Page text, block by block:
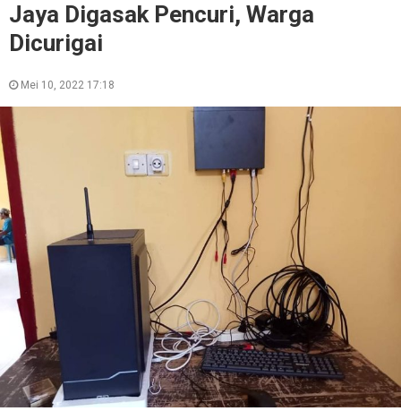
Jaya Digasak Pencuri, Warga
Dicurigai
Mei 10, 2022 17:18